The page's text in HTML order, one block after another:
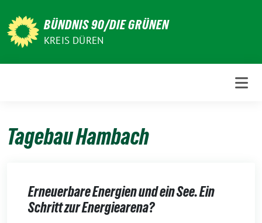
zum
Inhalt
BÜNDNIS 90/DIE GRÜNEN
KREIS DÜREN
Tagebau Hambach
Erneuerbare Energien und ein See. Ein
Schritt zur Energiearena?